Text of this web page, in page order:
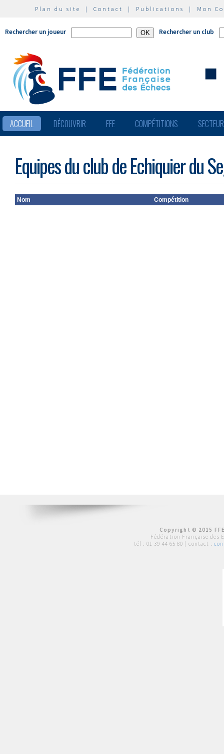
Plan du site | Contact | Publications | Mon
Rechercher un joueur Rechercher un club
ACCUEIL DÉCOUVRIR FFE COMPÉTITIONS
Equipes du club de Echiquier du
Nom Compétition
Copyright © 2015
Fédération Française des
tél : 01 39 44 65 80 | contact :